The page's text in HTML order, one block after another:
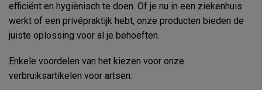
efficiënt en hygiënisch te doen. Of je nu in een ziekenhuis
werkt of een privépraktijk hebt, onze producten bieden de
juiste oplossing voor al je behoeften.
Enkele voordelen van het kiezen voor onze
verbruiksartikelen voor artsen: